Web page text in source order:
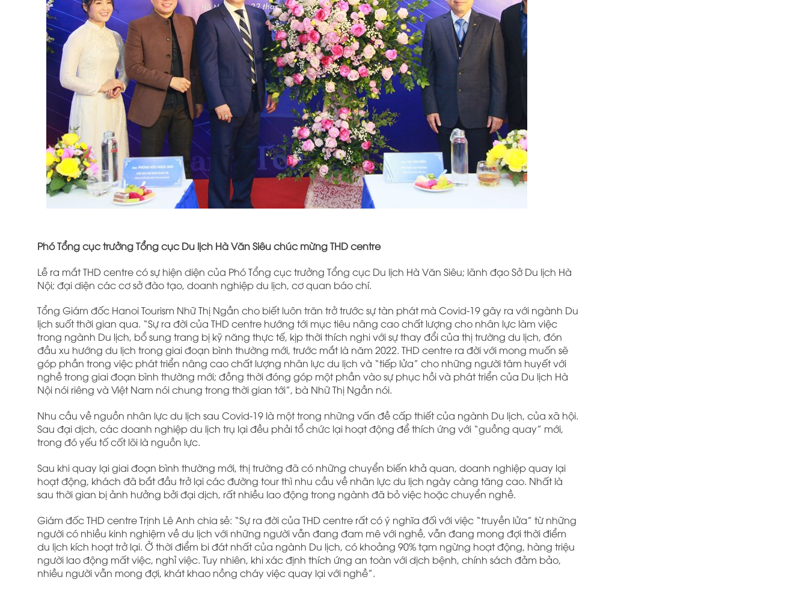
Phó Tổng cục trưởng Tổng cục Du lịch Hà Văn Siêu chúc mừng THD centre
Lễ ra mắt THD centre có sự hiện diện của Phó Tổng cục trưởng Tổng cục Du lịch Hà Văn Siêu; lãnh đạo Sở Du lịch Hà
Nội; đại diện các cơ sở đào tạo, doanh nghiệp du lịch, cơ quan báo chí.
Tổng Giám đốc Hanoi Tourism Nhữ Thị Ngần cho biết luôn trăn trở trước sự tàn phát mà Covid-19 gây ra với ngành Du
lịch suốt thời gian qua. “Sự ra đời của THD centre hướng tới mục tiêu nâng cao chất lượng cho nhân lực làm việc
trong ngành Du lịch, bổ sung trang bị kỹ năng thực tế, kịp thời thích nghi với sự thay đổi của thị trường du lịch, đón
đầu xu hướng du lịch trong giai đoạn bình thường mới, trước mắt là năm 2022. THD centre ra đời với mong muốn sẽ
góp phần trong việc phát triển nâng cao chất lượng nhân lực du lịch và “tiếp lửa” cho những người tâm huyết với
nghề trong giai đoạn bình thường mới; đồng thời đóng góp một phần vào sự phục hồi và phát triển của Du lịch Hà
Nội nói riêng và Việt Nam nói chung trong thời gian tới”, bà Nhữ Thị Ngần nói.
Nhu cầu về nguồn nhân lực du lịch sau Covid-19 là một trong những vấn đề cấp thiết của ngành Du lịch, của xã hội.
Sau đại dịch, các doanh nghiệp du lịch trụ lại đều phải tổ chức lại hoạt động để thích ứng với “guồng quay” mới,
trong đó yếu tố cốt lõi là nguồn lực.
Sau khi quay lại giai đoạn bình thường mới, thị trường đã có những chuyển biến khả quan, doanh nghiệp quay lại
hoạt động, khách đã bắt đầu trở lại các đường tour thì nhu cầu về nhân lực du lịch ngày càng tăng cao. Nhất là
sau thời gian bị ảnh hưởng bởi đại dịch, rất nhiều lao động trong ngành đã bỏ việc hoặc chuyển nghề.
Giám đốc THD centre Trịnh Lê Anh chia sẻ: “Sự ra đời của THD centre rất có ý nghĩa đối với việc “truyền lửa” từ những
người có nhiều kinh nghiệm về du lịch với những người vẫn đang đam mê với nghề, vẫn đang mong đợi thời điểm
du lịch kích hoạt trở lại. Ở thời điểm bi đát nhất của ngành Du lịch, có khoảng 90% tạm ngừng hoạt động, hàng triệu
người lao động mất việc, nghỉ việc. Tuy nhiên, khi xác định thích ứng an toàn với dịch bệnh, chính sách đảm bảo,
nhiều người vẫn mong đợi, khát khao nồng cháy việc quay lại với nghề”.